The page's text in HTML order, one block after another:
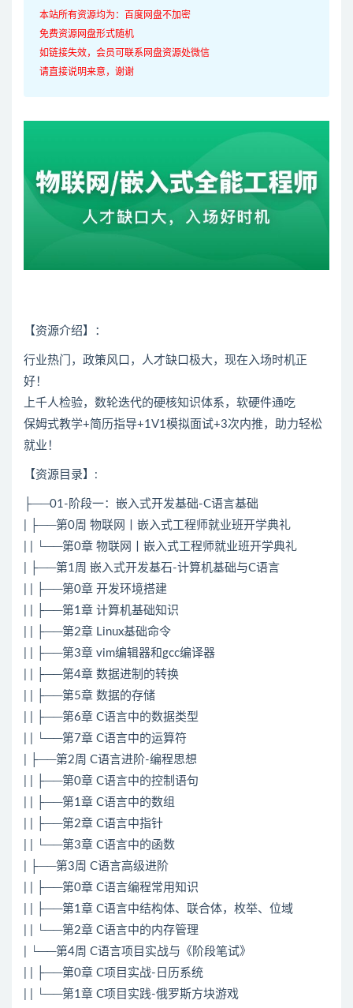
本站所有资源均为：百度网盘不加密
免费资源网盘形式随机
如链接失效，会员可联系网盘资源处微信
请直接说明来意，谢谢
【资源介绍】：
行业热门，政策风口，人才缺口极大，现在入场时机正
好！
上千人检验，数轮迭代的硬核知识体系，软硬件通吃
保姆式教学+简历指导+1V1模拟面试+3次内推，助力轻松
就业！
【资源目录】:
├──01-阶段一： 嵌入式开发基础-C语言基础
| ├──第0周 物联网丨 嵌入式工程师就业班开学典礼
| | └──第0章 物联网丨嵌入式工程师就业班开学典礼
| ├──第1周 嵌入式开发基石-计算机基础与C语言
| | ├──第0章 开发环境搭建
| | ├──第1章 计算机基础知识
| | ├──第2章 Linux基础命令
| | ├──第3章 vim编辑器和gcc编译器
| | ├──第4章 数据进制的转换
| | ├──第5章 数据的存储
| | ├──第6章 C语言中的数据类型
| | └──第7章 C语言中的运算符
| ├──第2周 C语言进阶-编程思想
| | ├──第0章 C语言中的控制语句
| | ├──第1章 C语言中的数组
| | ├──第2章 C语言中指针
| | └──第3章 C语言中的函数
| ├──第3周 C语言高级进阶
| | ├──第0章 C语言编程常用知识
| | ├──第1章 C语言中结构体、联合体，枚举、位域
| | └──第2章 C语言中的内存管理
| └──第4周 C语言项目实战与《阶段笔试》
| | ├──第0章 C项目实战-日历系统
| | └──第1章 C项目实践-俄罗斯方块游戏